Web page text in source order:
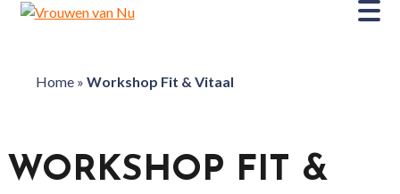
Home» Workshop Fit & Vitaal
WORKSHOP FIT &